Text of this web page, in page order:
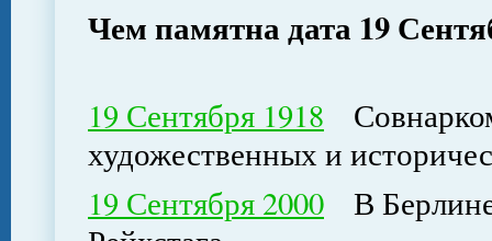
Чем памятна дата 19
19 Сентября 1918
художественных и
19 Сентября 2000 В